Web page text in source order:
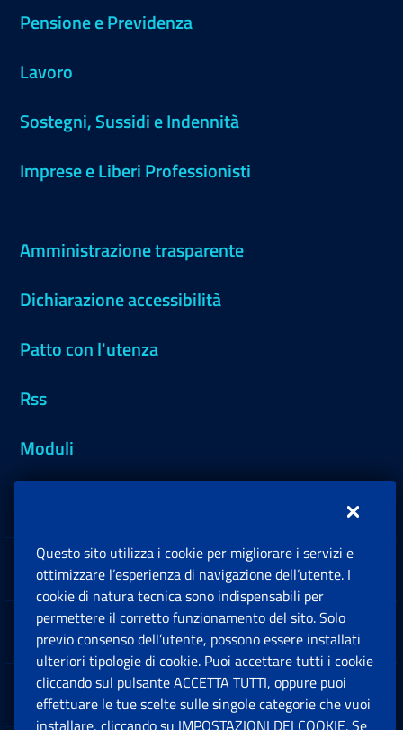
Pensione e Previdenza
Lavoro
Sostegni, Sussidi e Indennità
Imprese e Liberi Professionisti
Amministrazione trasparente
Dichiarazione accessibilità
Patto con l'utenza
Rss
Moduli
Sedi e Contatti
Software
Note Legali
Questo sito utilizza i cookie per migliorare i servizi e
ottimizzare l’esperienza di navigazione dell’utente. I
cookie di natura tecnica sono indispensabili per
permettere il corretto funzionamento del sito. Solo
previo consenso dell’utente, possono essere installati
ulteriori tipologie di cookie. Puoi accettare tutti i cookie
cliccando sul pulsante ACCETTA TUTTI, oppure puoi
effettuare le tue scelte sulle singole categorie che vuoi
installare, cliccando su IMPOSTAZIONI DEI COOKIE. Se